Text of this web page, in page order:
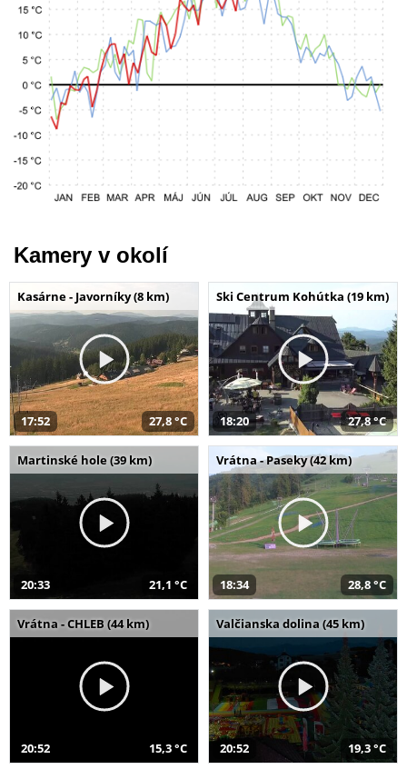
Kamery v okolí
Kasárne - Javorníky (8 km)
17:52 27,8 °C
Ski Centrum Kohútka (19 km)
18:20 27,8 °C
Martinské hole (39 km)
20:33 21,1 °C
Vrátna - Paseky (42 km)
18:34 28,8 °C
Vrátna - CHLEB (44 km)
20:52 15,3 °C
Valčianska dolina (45 km)
20:52 19,3 °C